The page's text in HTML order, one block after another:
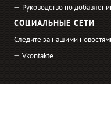
Руководство по
СОЦИАЛЬНЫЕ СЕТИ
Следите за нашими
Vkontakte